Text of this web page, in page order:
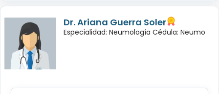
Dr. Ariana Guerra Soler
Especialidad: Neumología Cédula: Neumo